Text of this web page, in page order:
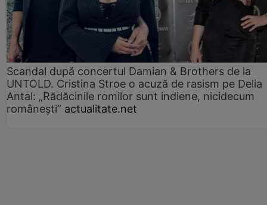
Scandal după concertul Damian & Brothers de la
UNTOLD. Cristina Stroe o acuză de rasism pe Delia
Antal: „Rădăcinile romilor sunt indiene, nicidecum
românești” actualitate.net